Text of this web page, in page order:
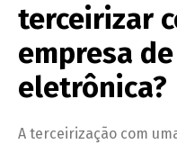
terceirizar
empresa
eletrônica?
A terceirização com